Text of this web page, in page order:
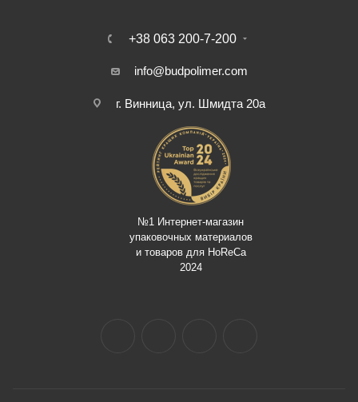
+38 063 200-7-200
info@budpolimer.com
г. Винница, ул. Шмидта 20а
№1 Интернет-магазин
упаковочных материалов
и товаров для HoReCa
2024